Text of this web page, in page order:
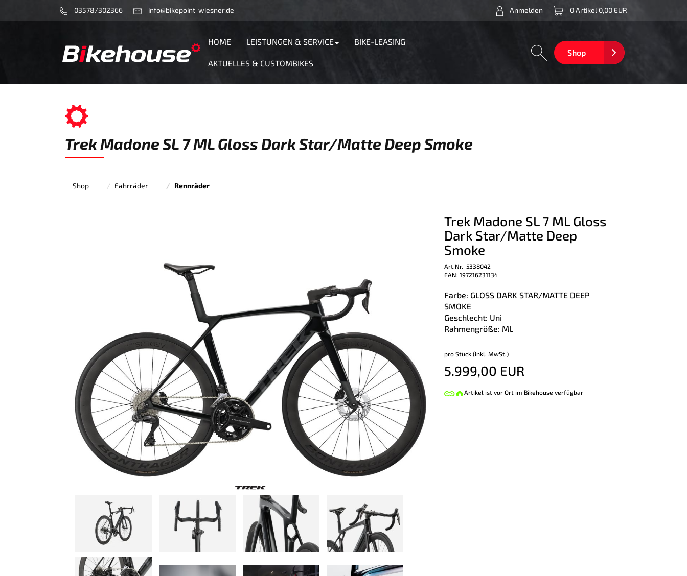
03578/302366 info@bikepoint-wiesner.de 0 Artikel 0,00 EUR
Anmelden
Shop
HOME LEISTUNGEN & SERVICE BIKE-LEASING
AKTUELLES & CUSTOMBIKES
Trek Madone SL 7 ML Gloss Dark Star/Matte Deep Smoke
Shop Fahrräder Rennräder
Trek Madone SL 7 ML Gloss
Dark Star/Matte Deep
Smoke
Art.Nr. 5338042
EAN: 197216231134
Farbe: GLOSS DARK STAR/MATTE DEEP
SMOKE
Geschlecht: Uni
Rahmengröße: ML
pro Stück (inkl. MwSt.)
5.999,00 EUR
Artikel ist vor Ort im Bikehouse verfügbar